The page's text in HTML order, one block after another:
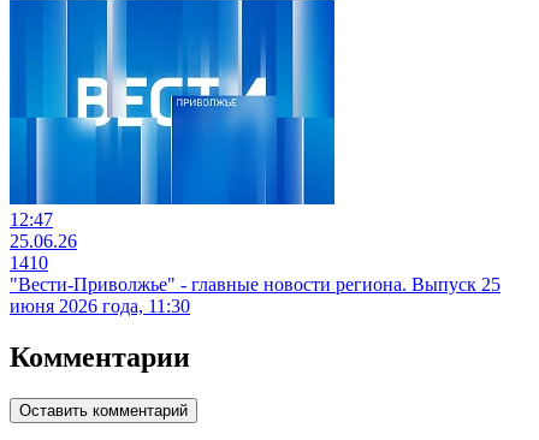
12:47
25.06.26
1410
"Вести-Приволжье" - главные новости региона. Выпуск 25
июня 2026 года, 11:30
Комментарии
Оставить комментарий